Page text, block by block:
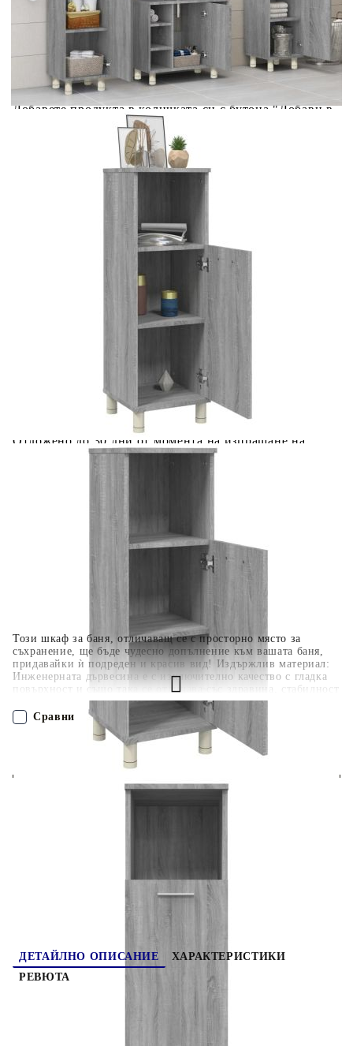
Този шкаф за баня, отличаващ се с просторно място за
съхранение, ще бъде чудесно допълнение към вашата баня,
придавайки ѝ подреден и красив вид! Издържлив материал:
Инженерната дървесина е с изключително качество с гладка
повърхност и също така се отличава със здравина, стабилност
и устойчивост на влага.Голямо пространство за съхранение:
С 3 отделения и 1 врата този свободностоящ шкаф за баня
може да ви помогне да подредите организирано тоалетните
принадлежности.Дизайн на детайлите: Този шкаф за
съхранение в банята има високи крака, за да се избегне
ерозията на предметите от стичащата се вода. Внимание:За да
се предотврати преобръщане, този продукт трябва да се
използва с предоставената приставка за стена.
Acest tabel are caracter informativ. Adăugați produsul în
coșul de cumpărături unde veți putea selecta detaliile
cererii de creditare.
Предоставената таблица е с информационна цел.
Добавете продукта в количката си с бутона "Добави в
количката" и при поръчка ще можете да изберете броя
вноски на кредита.
Предоставената таблица е с информационна цел.
Добавете продукта в количката си с бутона "Добави в
Предоставената таблица е с информационна цел.
Добавете продукта в количката си с бутона "Добави в
количката" и при поръчка ще можете да изберете броя
Предоставената таблица е с информационна цел.
Добавете продукта в количката си с бутона "Добави в
Когато плащате с NewPay, всъщност NewPay плаща
поръчката Ви вместо Вас. Вие я получавате и
разполагате с три начина да я платите към тях:
Отложено до 30 дни от момента на изпращане на
поръчката без оскъпяване. За покупки на стойност до
400 лв. / €204,52
покупки на стойност до 1000 лв. / €511.31
Плащане на 6 вноски. Стойността на поръчката се
разпределя в 6 равни месечни вноски с оскъпяване. За
покупки на стойност до 2000 лв. / €1022.61
ПОРЪЧАЙ БЕЗ РЕГИСТРАЦИЯ
Наш представител ще се свърже с Вас в рамките на работния ден!
Сравни
ДЕТАЙЛНО ОПИСАНИЕ
ХАРАКТЕРИСТИКИ
РЕВЮТА
Този шкаф за баня, отличаващ се с просторно